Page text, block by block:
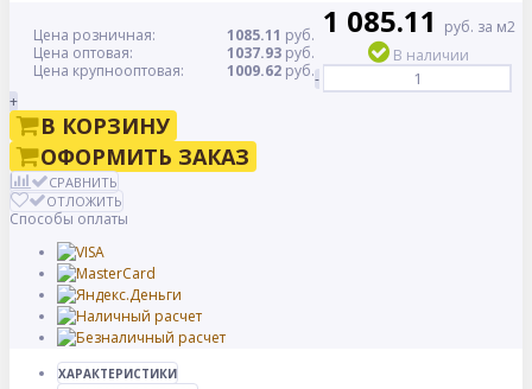
Цена розничная: 1085.11 руб.
Цена оптовая:
1037.93 руб.
Цена крупнооптовая:
1009.62 руб.
1 085.11
руб. за м2
В наличии
-
+
В КОРЗИНУ
ОФОРМИТЬ ЗАКАЗ
СРАВНИТЬ
ОТЛОЖИТЬ
Способы оплаты
ХАРАКТЕРИСТИКИ